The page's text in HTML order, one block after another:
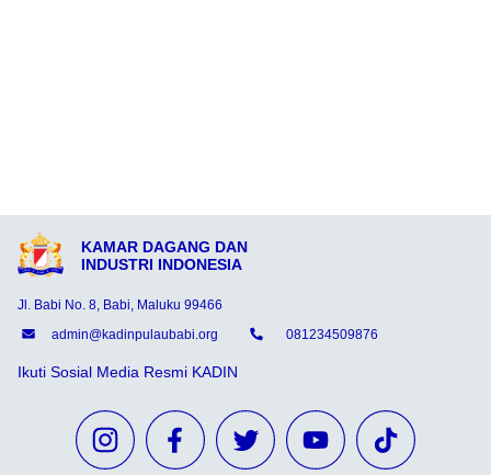
KAMAR DAGANG DAN
INDUSTRI INDONESIA
Jl. Babi No. 8, Babi, Maluku 99466
admin@kadinpulaubabi.org
081234509876
Ikuti Sosial Media Resmi KADIN